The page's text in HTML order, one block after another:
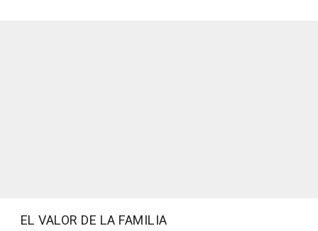
EL VALOR DE LA FAMILIA